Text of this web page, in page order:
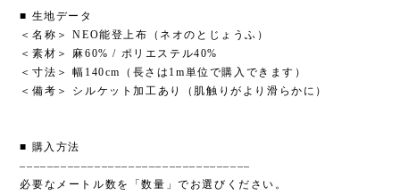
■ 生地データ
＜名称＞ NEO能登上布（ネオのとじょうふ）
＜素材＞ 麻60% / ポリエステル40%
＜寸法＞ 幅140cm（長さは1m単位で購入できます）
＜備考＞ シルケット加工あり（肌触りがより滑らかに）
■ 購入方法
––––––––––––––––––––––––––––––––––
必要なメートル数を「数量」でお選びください。